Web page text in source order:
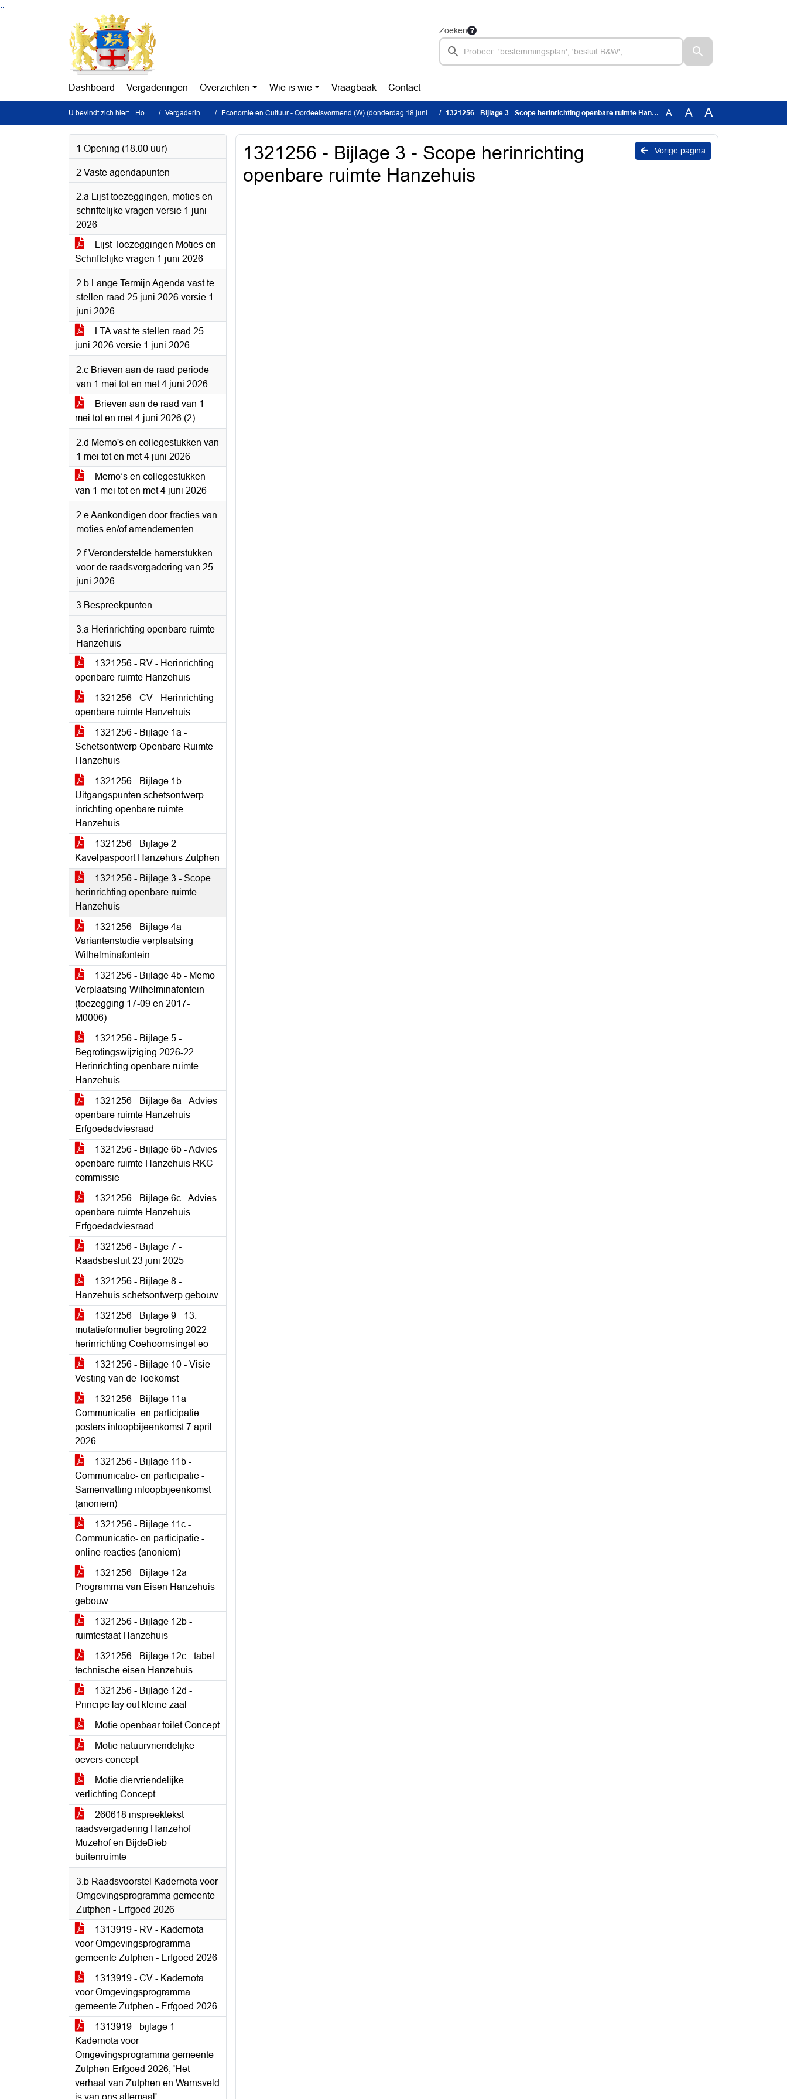
Ga naar de inhoud van deze pagina
Zoeken
Dashboard Vergaderingen Overzichten Wie is wie Vraagbaak Contact
U bevindt zich hier: Home Vergaderingen Economie en Cultuur - Oordeelsvormend (W) (donderdag 18 juni 2026) 1321256 - Bijlage 3 - Scope herinrichting openbare ruimte Hanzehuis A A A
1 Opening (18.00 uur)
2 Vaste agendapunten
2.a Lijst toezeggingen, moties en
schriftelijke vragen versie 1 juni
2026
Lijst Toezeggingen Moties en
Schriftelijke vragen 1 juni 2026
2.b Lange Termijn Agenda vast te
stellen raad 25 juni 2026 versie 1
juni 2026
LTA vast te stellen raad 25
juni 2026 versie 1 juni 2026
2.c Brieven aan de raad periode
van 1 mei tot en met 4 juni 2026
Brieven aan de raad van 1
mei tot en met 4 juni 2026 (2)
2.d Memo's en collegestukken van
1 mei tot en met 4 juni 2026
Memo’s en collegestukken
van 1 mei tot en met 4 juni 2026
2.e Aankondigen door fracties van
moties en/of amendementen
2.f Veronderstelde hamerstukken
voor de raadsvergadering van 25
juni 2026
3 Bespreekpunten
3.a Herinrichting openbare ruimte
Hanzehuis
1321256 - RV - Herinrichting
openbare ruimte Hanzehuis
1321256 - CV - Herinrichting
openbare ruimte Hanzehuis
1321256 - Bijlage 1a -
Schetsontwerp Openbare Ruimte
Hanzehuis
1321256 - Bijlage 1b -
Uitgangspunten schetsontwerp
inrichting openbare ruimte
Hanzehuis
1321256 - Bijlage 2 -
Kavelpaspoort Hanzehuis Zutphen
1321256 - Bijlage 3 - Scope
herinrichting openbare ruimte
Hanzehuis
1321256 - Bijlage 4a -
Variantenstudie verplaatsing
Wilhelminafontein
1321256 - Bijlage 4b - Memo
Verplaatsing Wilhelminafontein
(toezegging 17-09 en 2017-
M0006)
1321256 - Bijlage 5 -
Begrotingswijziging 2026-22
Herinrichting openbare ruimte
Hanzehuis
1321256 - Bijlage 6a - Advies
openbare ruimte Hanzehuis
Erfgoedadviesraad
1321256 - Bijlage 6b - Advies
openbare ruimte Hanzehuis RKC
commissie
1321256 - Bijlage 6c - Advies
openbare ruimte Hanzehuis
Erfgoedadviesraad
1321256 - Bijlage 7 -
Raadsbesluit 23 juni 2025
1321256 - Bijlage 8 -
Hanzehuis schetsontwerp gebouw
1321256 - Bijlage 9 - 13.
mutatieformulier begroting 2022
herinrichting Coehoornsingel eo
1321256 - Bijlage 10 - Visie
Vesting van de Toekomst
1321256 - Bijlage 11a -
Communicatie- en participatie -
posters inloopbijeenkomst 7 april
2026
1321256 - Bijlage 11b -
Communicatie- en participatie -
Samenvatting inloopbijeenkomst
(anoniem)
1321256 - Bijlage 11c -
Communicatie- en participatie -
online reacties (anoniem)
1321256 - Bijlage 12a -
Programma van Eisen Hanzehuis
gebouw
1321256 - Bijlage 12b -
ruimtestaat Hanzehuis
1321256 - Bijlage 12c - tabel
technische eisen Hanzehuis
1321256 - Bijlage 12d -
Principe lay out kleine zaal
Motie openbaar toilet Concept
Motie natuurvriendelijke
oevers concept
Motie diervriendelijke
verlichting Concept
260618 inspreektekst
raadsvergadering Hanzehof
Muzehof en BijdeBieb
buitenruimte
3.b Raadsvoorstel Kadernota voor
Omgevingsprogramma gemeente
Zutphen - Erfgoed 2026
1313919 - RV - Kadernota
voor Omgevingsprogramma
gemeente Zutphen - Erfgoed 2026
1313919 - CV - Kadernota
voor Omgevingsprogramma
gemeente Zutphen - Erfgoed 2026
1313919 - bijlage 1 -
Kadernota voor
Omgevingsprogramma gemeente
Zutphen-Erfgoed 2026, 'Het
verhaal van Zutphen en Warnsveld
is van ons allemaal'
Vorige pagina
1321256 - Bijlage 3 - Scope herinrichting
openbare ruimte Hanzehuis